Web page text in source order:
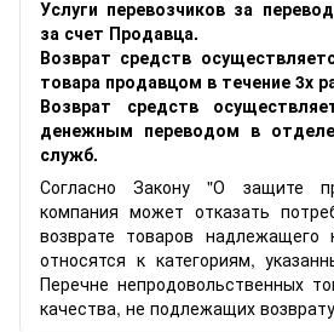
Услуги перевозчиков за
за счет Продавца.
Возврат средств
товара продавцом в течение 3х
Возврат средств
денежным переводом в
служб.
Согласно Закону "О защите
компания может отказать
возврате товаров надлежащего
относятся к категориям,
Перечне непродовольственных
качества, не подлежащих